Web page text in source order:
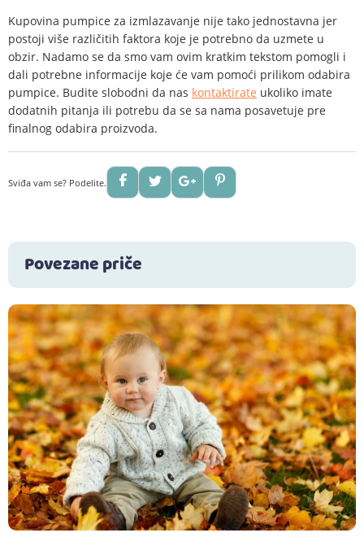
Kupovina pumpice za izmlazavanje nije tako jednostavna jer
postoji više različitih faktora koje je potrebno da uzmete u
obzir. Nadamo se da smo vam ovim kratkim tekstom pomogli i
dali potrebne informacije koje će vam pomoći prilikom odabira
pumpice. Budite slobodni da nas kontaktirate ukoliko imate
dodatnih pitanja ili potrebu da se sa nama posavetuje pre
finalnog odabira proizvoda.
Sviđa vam se? Podelite.
Povezane priče